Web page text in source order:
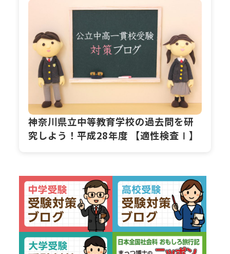
神奈川県立中等教育学校の過去問を研
究しよう！平成28年度 【適性検査Ⅰ】